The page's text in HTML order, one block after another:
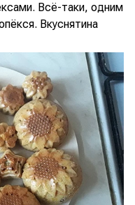
Всё-таки, одним
Вкуснятина